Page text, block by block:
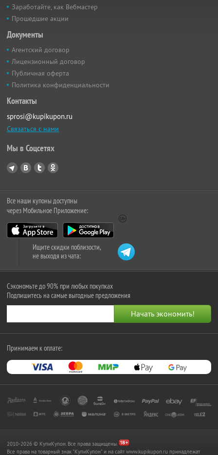
Заработайте, как Вебмастер
Прошедшие акции
Документы
Агентский договор
Лицензионный договор
Публичная оферта
Политика конфиденциальности
Контакты
sprosi@kupikupon.ru
Связаться с нами
Мы в Соцсетях
Все наши купоны доступны
через Мобильное Приложение:
Ищите скидки поблизости,
не выходя из чата:
Сэкономьте до 90% при любых покупках
Подпишитесь на самые выгодные предложения
Принимаем к оплате:
2010-2026 © КупиКупон. Все права защищены.
Все права на товарный знак "КупиКупон" и на сайт www.kupikupon.ru принадлежат